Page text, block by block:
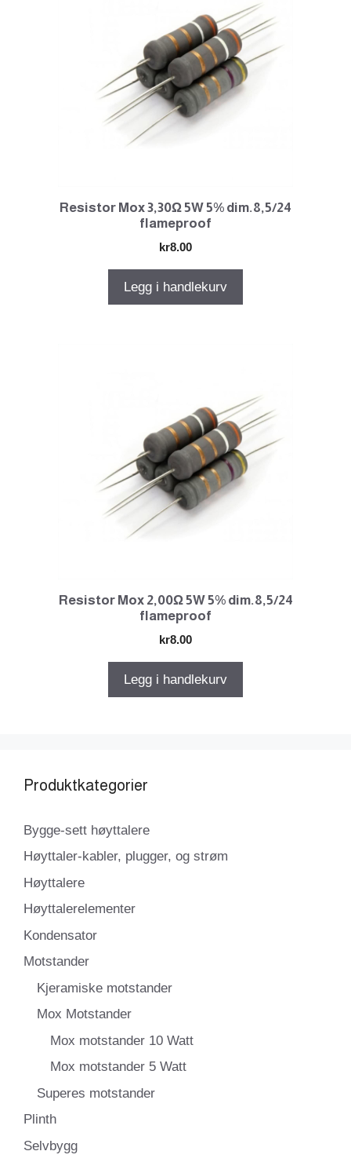
Resistor Mox 3,30Ω 5W 5% dim.8,5/24
flameproof
kr8.00
Legg i handlekurv
Resistor Mox 2,00Ω 5W 5% dim.8,5/24
flameproof
kr8.00
Legg i handlekurv
Produktkategorier
Bygge-sett høyttalere
Høyttaler-kabler, plugger, og strøm
Høyttalere
Høyttalerelementer
Kondensator
Motstander
Kjeramiske motstander
Mox Motstander
Mox motstander 10 Watt
Mox motstander 5 Watt
Superes motstander
Plinth
Selvbygg